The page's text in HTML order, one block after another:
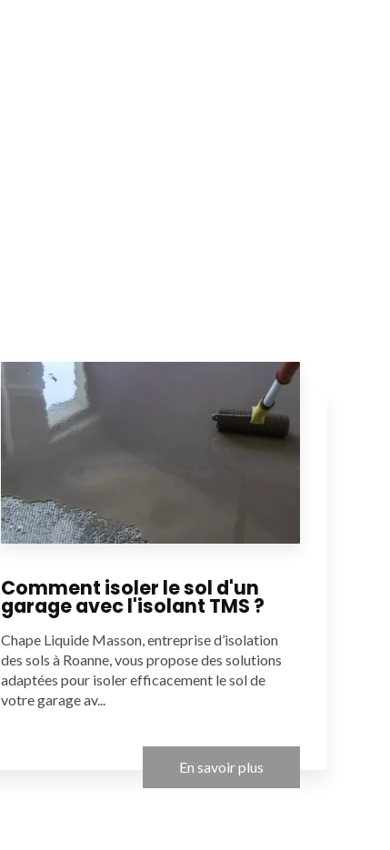
Comment isoler le sol d'un
garage avec l'isolant TMS ?
Chape Liquide Masson, entreprise d’isolation
des sols à Roanne, vous propose des solutions
adaptées pour isoler efficacement le sol de
votre garage av...
En savoir plus